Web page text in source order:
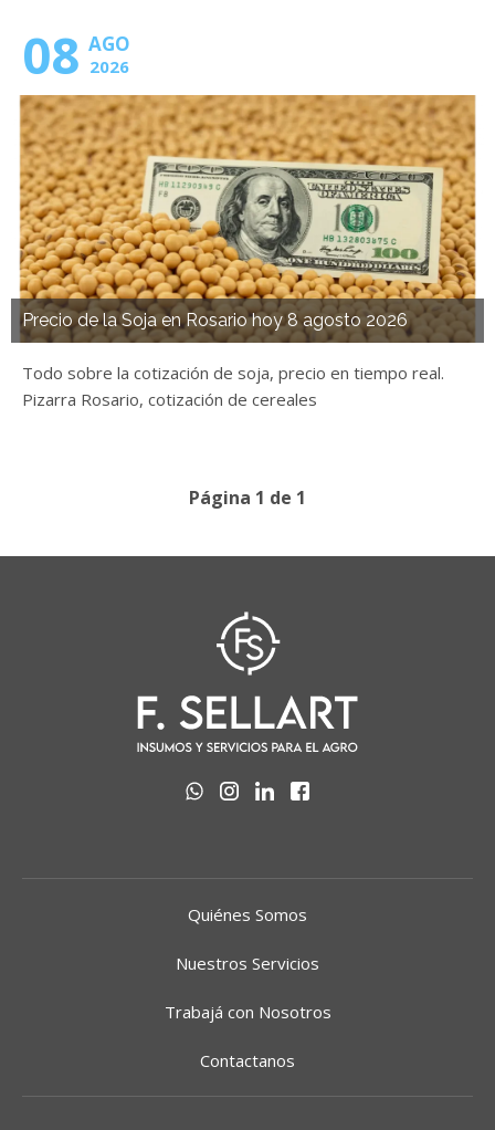
08 AGO
2026
Precio de la Soja en Rosario hoy 8 agosto 2026
Todo sobre la cotización de soja, precio en tiempo real.
Pizarra Rosario, cotización de cereales
Página 1 de 1
Quiénes Somos
Nuestros Servicios
Trabajá con Nosotros
Contactanos